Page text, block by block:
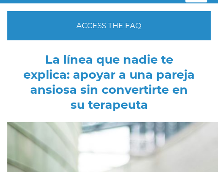
ACCESS THE FAQ
La línea que nadie te
explica: apoyar a una pareja
ansiosa sin convertirte en
su terapeuta